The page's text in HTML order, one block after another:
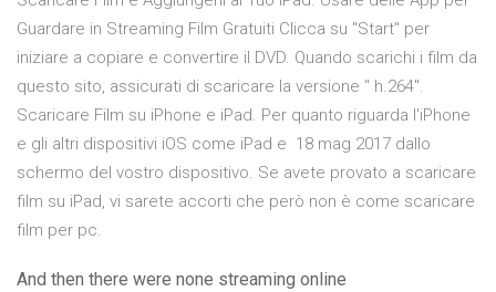
Guardare in Streaming Film Gratuiti Clicca su "Start" per
iniziare a copiare e convertire il DVD. Quando scarichi i film da
questo sito, assicurati di scaricare la versione " h.264".
Scaricare Film su iPhone e iPad. Per quanto riguarda l'iPhone
e gli altri dispositivi iOS come iPad e 18 mag 2017 dallo
schermo del vostro dispositivo. Se avete provato a scaricare
film su iPad, vi sarete accorti che però non è come scaricare
film per pc.
And then there were none streaming online